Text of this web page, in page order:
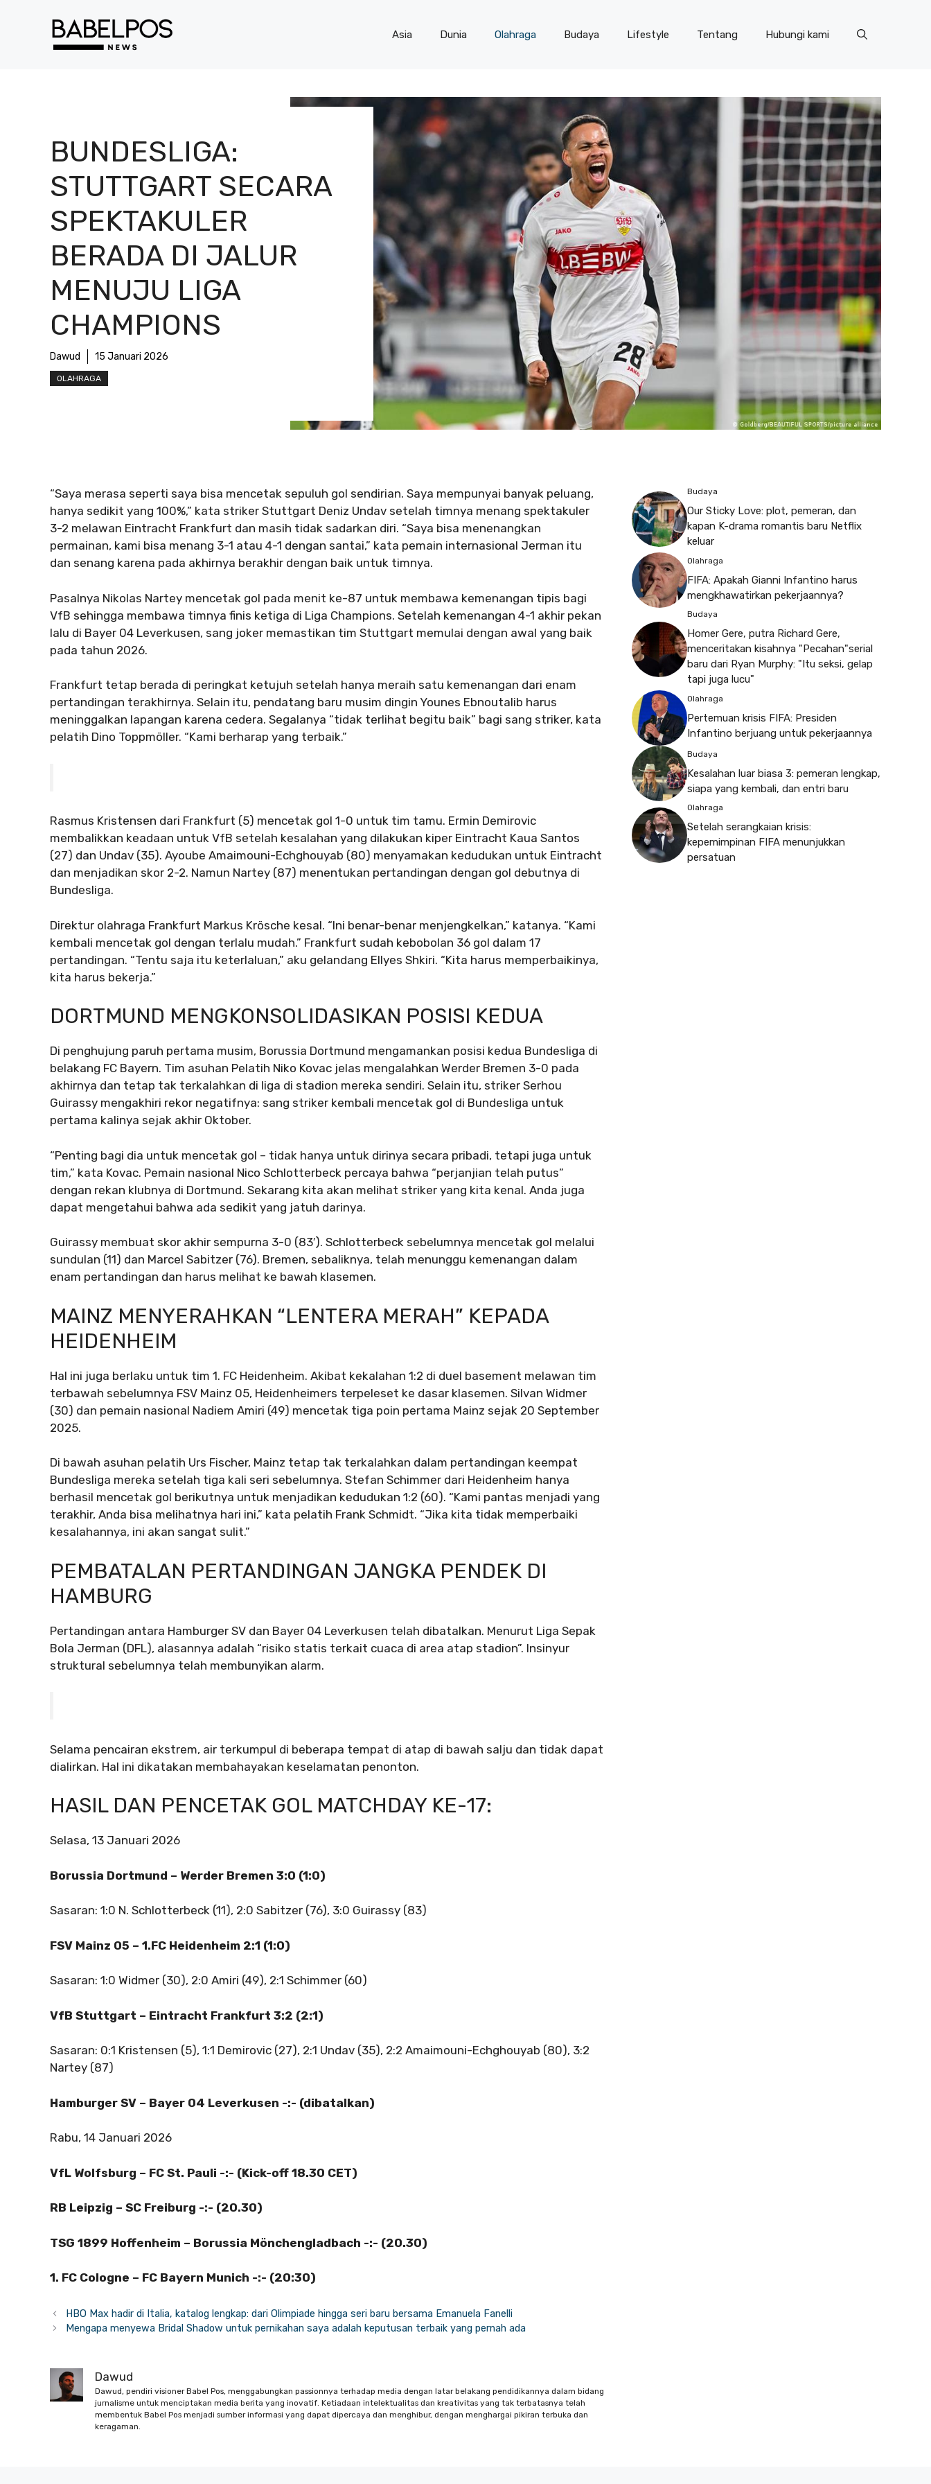
Asia Dunia Olahraga Budaya Lifestyle Tentang Hubungi kami
BUNDESLIGA:
STUTTGART SECARA
SPEKTAKULER
BERADA DI JALUR
MENUJU LIGA
CHAMPIONS
Dawud 15 Januari 2026
OLAHRAGA
“Saya merasa seperti saya bisa mencetak sepuluh gol sendirian. Saya mempunyai banyak peluang,
hanya sedikit yang 100%,” kata striker Stuttgart Deniz Undav setelah timnya menang spektakuler
3-2 melawan Eintracht Frankfurt dan masih tidak sadarkan diri. “Saya bisa menenangkan
permainan, kami bisa menang 3-1 atau 4-1 dengan santai,” kata pemain internasional Jerman itu
dan senang karena pada akhirnya berakhir dengan baik untuk timnya.
Pasalnya Nikolas Nartey mencetak gol pada menit ke-87 untuk membawa kemenangan tipis bagi
VfB sehingga membawa timnya finis ketiga di Liga Champions. Setelah kemenangan 4-1 akhir pekan
lalu di Bayer 04 Leverkusen, sang joker memastikan tim Stuttgart memulai dengan awal yang baik
pada tahun 2026.
Frankfurt tetap berada di peringkat ketujuh setelah hanya meraih satu kemenangan dari enam
pertandingan terakhirnya. Selain itu, pendatang baru musim dingin Younes Ebnoutalib harus
meninggalkan lapangan karena cedera. Segalanya “tidak terlihat begitu baik” bagi sang striker, kata
pelatih Dino Toppmöller. “Kami berharap yang terbaik.”
Rasmus Kristensen dari Frankfurt (5) mencetak gol 1-0 untuk tim tamu. Ermin Demirovic
membalikkan keadaan untuk VfB setelah kesalahan yang dilakukan kiper Eintracht Kaua Santos
(27) dan Undav (35). Ayoube Amaimouni-Echghouyab (80) menyamakan kedudukan untuk Eintracht
dan menjadikan skor 2-2. Namun Nartey (87) menentukan pertandingan dengan gol debutnya di
Bundesliga.
Direktur olahraga Frankfurt Markus Krösche kesal. “Ini benar-benar menjengkelkan,” katanya. “Kami
kembali mencetak gol dengan terlalu mudah.” Frankfurt sudah kebobolan 36 gol dalam 17
pertandingan. “Tentu saja itu keterlaluan,” aku gelandang Ellyes Shkiri. “Kita harus memperbaikinya,
kita harus bekerja.”
DORTMUND MENGKONSOLIDASIKAN POSISI KEDUA
Di penghujung paruh pertama musim, Borussia Dortmund mengamankan posisi kedua Bundesliga di
belakang FC Bayern. Tim asuhan Pelatih Niko Kovac jelas mengalahkan Werder Bremen 3-0 pada
akhirnya dan tetap tak terkalahkan di liga di stadion mereka sendiri. Selain itu, striker Serhou
Guirassy mengakhiri rekor negatifnya: sang striker kembali mencetak gol di Bundesliga untuk
pertama kalinya sejak akhir Oktober.
“Penting bagi dia untuk mencetak gol – tidak hanya untuk dirinya secara pribadi, tetapi juga untuk
tim,” kata Kovac. Pemain nasional Nico Schlotterbeck percaya bahwa “perjanjian telah putus”
dengan rekan klubnya di Dortmund. Sekarang kita akan melihat striker yang kita kenal. Anda juga
dapat mengetahui bahwa ada sedikit yang jatuh darinya.
Guirassy membuat skor akhir sempurna 3-0 (83′). Schlotterbeck sebelumnya mencetak gol melalui
sundulan (11) dan Marcel Sabitzer (76). Bremen, sebaliknya, telah menunggu kemenangan dalam
enam pertandingan dan harus melihat ke bawah klasemen.
MAINZ MENYERAHKAN “LENTERA MERAH” KEPADA
HEIDENHEIM
Hal ini juga berlaku untuk tim 1. FC Heidenheim. Akibat kekalahan 1:2 di duel basement melawan tim
terbawah sebelumnya FSV Mainz 05, Heidenheimers terpeleset ke dasar klasemen. Silvan Widmer
(30) dan pemain nasional Nadiem Amiri (49) mencetak tiga poin pertama Mainz sejak 20 September
2025.
Di bawah asuhan pelatih Urs Fischer, Mainz tetap tak terkalahkan dalam pertandingan keempat
Bundesliga mereka setelah tiga kali seri sebelumnya. Stefan Schimmer dari Heidenheim hanya
berhasil mencetak gol berikutnya untuk menjadikan kedudukan 1:2 (60). “Kami pantas menjadi yang
terakhir, Anda bisa melihatnya hari ini,” kata pelatih Frank Schmidt. “Jika kita tidak memperbaiki
kesalahannya, ini akan sangat sulit.”
PEMBATALAN PERTANDINGAN JANGKA PENDEK DI
HAMBURG
Pertandingan antara Hamburger SV dan Bayer 04 Leverkusen telah dibatalkan. Menurut Liga Sepak
Bola Jerman (DFL), alasannya adalah “risiko statis terkait cuaca di area atap stadion”. Insinyur
struktural sebelumnya telah membunyikan alarm.
Selama pencairan ekstrem, air terkumpul di beberapa tempat di atap di bawah salju dan tidak dapat
dialirkan. Hal ini dikatakan membahayakan keselamatan penonton.
HASIL DAN PENCETAK GOL MATCHDAY KE-17:
Selasa, 13 Januari 2026
Borussia Dortmund – Werder Bremen 3:0 (1:0)
Sasaran: 1:0 N. Schlotterbeck (11), 2:0 Sabitzer (76), 3:0 Guirassy (83)
FSV Mainz 05 – 1.FC Heidenheim 2:1 (1:0)
Sasaran: 1:0 Widmer (30), 2:0 Amiri (49), 2:1 Schimmer (60)
VfB Stuttgart – Eintracht Frankfurt 3:2 (2:1)
Sasaran: 0:1 Kristensen (5), 1:1 Demirovic (27), 2:1 Undav (35), 2:2 Amaimouni-Echghouyab (80), 3:2
Nartey (87)
Hamburger SV – Bayer 04 Leverkusen -:- (dibatalkan)
Rabu, 14 Januari 2026
VfL Wolfsburg – FC St. Pauli -:- (Kick-off 18.30 CET)
RB Leipzig – SC Freiburg -:- (20.30)
TSG 1899 Hoffenheim – Borussia Mönchengladbach -:- (20.30)
1. FC Cologne – FC Bayern Munich -:- (20:30)
HBO Max hadir di Italia, katalog lengkap: dari Olimpiade hingga seri baru bersama Emanuela Fanelli
Mengapa menyewa Bridal Shadow untuk pernikahan saya adalah keputusan terbaik yang pernah ada
Dawud
Dawud, pendiri visioner Babel Pos, menggabungkan passionnya terhadap media dengan latar belakang pendidikannya dalam bidang
jurnalisme untuk menciptakan media berita yang inovatif. Ketiadaan intelektualitas dan kreativitas yang tak terbatasnya telah
membentuk Babel Pos menjadi sumber informasi yang dapat dipercaya dan menghibur, dengan menghargai pikiran terbuka dan
keragaman.
Budaya
Our Sticky Love: plot, pemeran, dan
kapan K-drama romantis baru Netflix
keluar
Olahraga
FIFA: Apakah Gianni Infantino harus
mengkhawatirkan pekerjaannya?
Budaya
Homer Gere, putra Richard Gere,
menceritakan kisahnya "Pecahan"serial
baru dari Ryan Murphy: "Itu seksi, gelap
tapi juga lucu"
Olahraga
Pertemuan krisis FIFA: Presiden
Infantino berjuang untuk pekerjaannya
Budaya
Kesalahan luar biasa 3: pemeran lengkap,
siapa yang kembali, dan entri baru
Olahraga
Setelah serangkaian krisis:
kepemimpinan FIFA menunjukkan
persatuan